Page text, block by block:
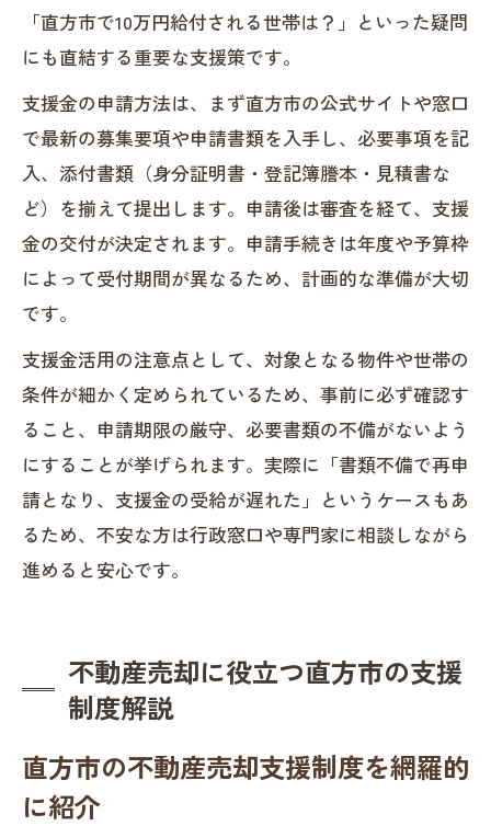
「直方市で10万円給付される世帯は？」といった疑問
にも直結する重要な支援策です。
支援金の申請方法は、まず直方市の公式サイトや窓口
で最新の募集要項や申請書類を入手し、必要事項を記
入、添付書類（身分証明書・登記簿謄本・見積書な
ど）を揃えて提出します。申請後は審査を経て、支援
金の交付が決定されます。申請手続きは年度や予算枠
によって受付期間が異なるため、計画的な準備が大切
です。
支援金活用の注意点として、対象となる物件や世帯の
条件が細かく定められているため、事前に必ず確認す
ること、申請期限の厳守、必要書類の不備がないよう
にすることが挙げられます。実際に「書類不備で再申
請となり、支援金の受給が遅れた」というケースもあ
るため、不安な方は行政窓口や専門家に相談しながら
進めると安心です。
不動産売却に役立つ直方市の支援
制度解説
直方市の不動産売却支援制度を網羅的
に紹介